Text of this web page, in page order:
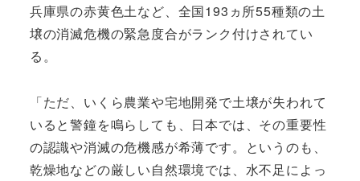
兵庫県の赤黄色土など、全国193ヵ所55種類の土
壌の消滅危機の緊急度合がランク付けされてい
る。
「ただ、いくら農業や宅地開発で土壌が失われて
いると警鐘を鳴らしても、日本では、その重要性
の認識や消滅の危機感が希薄です。というのも、
乾燥地などの厳しい自然環境では、水不足によっ